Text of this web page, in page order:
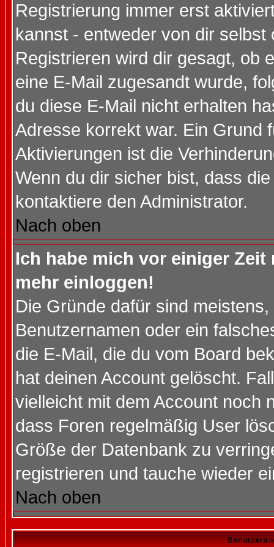
Registrierung immer erst
kannst - entweder von dir selbst
Registrieren wird dir gesagt, ob
eine E-Mail zugesandt wurde,
du diese E-Mail nicht erhalten
Adresse korrekt war. Ein Grund
Aktivierungen ist die
Wenn du dir sicher bist, dass
kontaktiere den Administrator.
Nach oben
Ich habe mich vor einiger
mehr einloggen!
Die Gründe dafür sind
Benutzernamen oder ein
die E-Mail, die du vom Board
hat deinen Account gelöscht.
vielleicht mit dem Account noch
dass Foren regelmäßig User
Größe der Datenbank zu
registrieren und tauche wieder
Nach oben